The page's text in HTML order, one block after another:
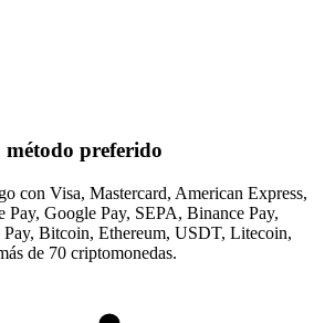
método preferido
con Visa, Mastercard, American Express,
Pay, Google Pay, SEPA, Binance Pay,
Bitcoin, Ethereum, USDT, Litecoin,
de 70 criptomonedas.